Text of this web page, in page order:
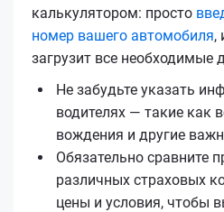
калькулятором: просто
номер вашего автомобиля,
загрузит все необходимые
Не забудьте указать
водителях — такие как
вождения и другие
Обязательно сравните
различных страховых
цены и условия, чтобы